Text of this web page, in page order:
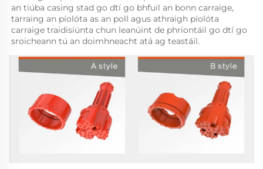
an tiúba casing stad go dtí go bhfuil an bonn carraige,
tarraing an píolóta as an poll agus athraigh píolóta
carraige traidisiúnta chun leanúint de phriontáil go dtí go
sroicheann tú an doimhneacht atá ag teastáil.